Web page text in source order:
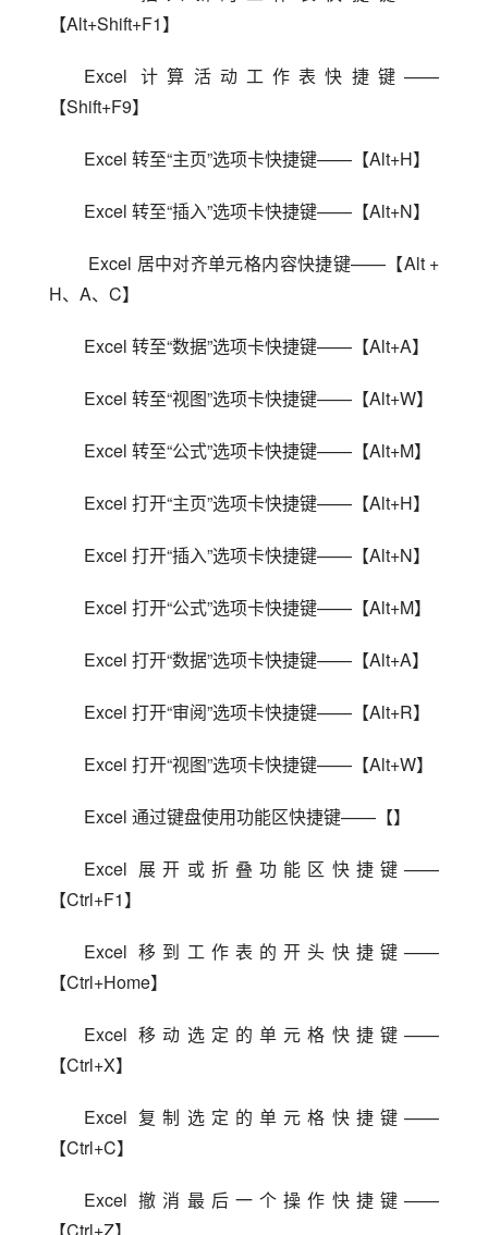
【Alt+Shift+F1】
Excel 计算活动工作表快捷键——
【Shift+F9】
Excel 转至“主页”选项卡快捷键——【Alt+H】
Excel 转至“插入”选项卡快捷键——【Alt+N】
H、A、C】
Excel 转至“数据”选项卡快捷键——【Alt+A】
Excel 转至“视图”选项卡快捷键——【Alt+W】
Excel 转至“公式”选项卡快捷键——【Alt+M】
Excel 打开“主页”选项卡快捷键——【Alt+H】
Excel 打开“插入”选项卡快捷键——【Alt+N】
Excel 打开“公式”选项卡快捷键——【Alt+M】
Excel 打开“数据”选项卡快捷键——【Alt+A】
Excel 打开“审阅”选项卡快捷键——【Alt+R】
Excel 打开“视图”选项卡快捷键——【Alt+W】
Excel 通过键盘使用功能区快捷键——【】
Excel 展开或折叠功能区快捷键——
【Ctrl+F1】
Excel 移到工作表的开头快捷键——
【Ctrl+Home】
Excel 移动选定的单元格快捷键——
【Ctrl+X】
Excel 复制选定的单元格快捷键——
【Ctrl+C】
Excel 撤消最后一个操作快捷键——